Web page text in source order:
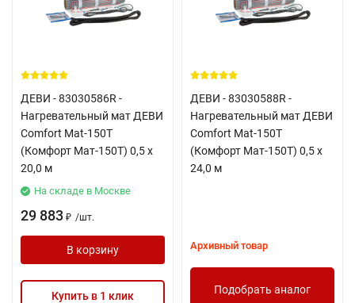
ДЕВИ - 83030586R -
Нагревательный мат ДЕВИ
Comfort Mat-150T
(Комфорт Мат-150Т) 0,5 х
20,0 м
На складе в Москве
29 883 ₽ /шт.
В корзину
Купить в 1 клик
ДЕВИ - 83030588R -
Нагревательный мат ДЕВИ
Comfort Mat-150T
(Комфорт Мат-150Т) 0,5 х
24,0 м
Архивный товар
Подобрать аналог